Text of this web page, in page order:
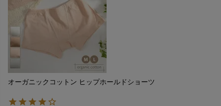
オーガニックコットン ヒップホールドショーツ